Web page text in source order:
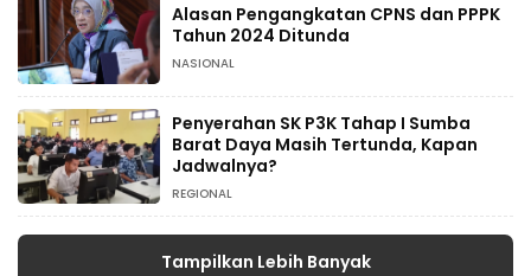
Alasan Pengangkatan CPNS dan PPPK
Tahun 2024 Ditunda
NASIONAL
Penyerahan SK P3K Tahap I Sumba
Barat Daya Masih Tertunda, Kapan
Jadwalnya?
REGIONAL
Tampilkan Lebih Banyak